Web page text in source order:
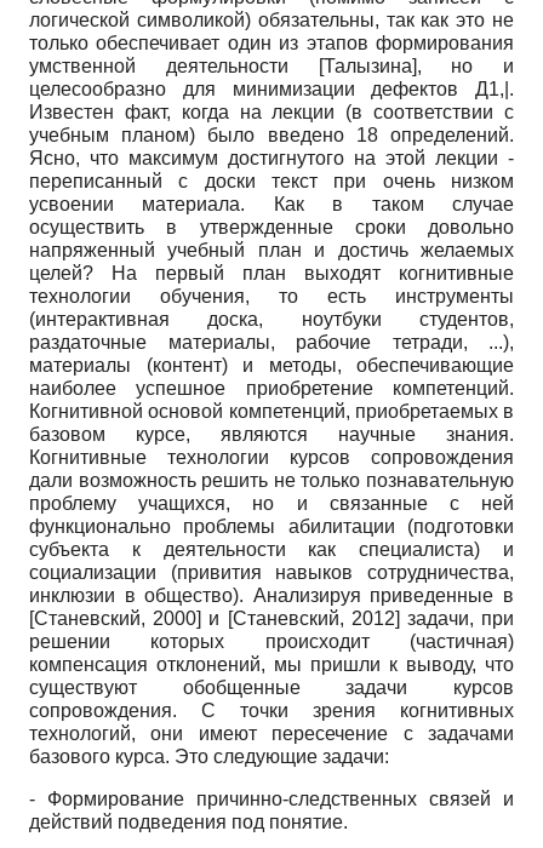
логической символикой) обязательны, так как это не
только обеспечивает один из этапов формирования
умственной деятельности
[Талызина], но и
целесообразно для минимизации дефектов Д1,|.
Известен факт, когда на лекции (в соответствии с
учебным планом) было введено 18 определений.
Ясно, что максимум достигнутого на этой лекции -
переписанный с доски текст при очень низком
усвоении материала. Как в таком случае
осуществить в утвержденные сроки довольно
напряженный учебный план и достичь желаемых
целей? На первый план выходят когнитивные
технологии обучения, то есть инструменты
(интерактивная доска, ноутбуки студентов,
раздаточные материалы, рабочие тетради, ...),
материалы (контент) и методы, обеспечивающие
наиболее успешное приобретение компетенций.
Когнитивной основой компетенций, приобретаемых в
базовом курсе, являются научные знания.
Когнитивные технологии курсов сопровождения
дали возможность решить не только познавательную
проблему учащихся, но и связанные с ней
функционально проблемы абилитации (подготовки
субъекта к деятельности как специалиста) и
социализации (привития навыков сотрудничества,
инклюзии в общество). Анализируя приведенные в
[Станевский, 2000] и [Станевский, 2012] задачи, при
решении которых происходит (частичная)
компенсация отклонений, мы пришли к выводу, что
существуют обобщенные задачи курсов
сопровождения. С точки зрения когнитивных
технологий, они имеют пересечение с задачами
базового курса. Это следующие задачи:
- Формирование причинно-следственных связей и
действий подведения под понятие.